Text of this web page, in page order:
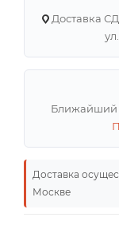
Доставка
Ближайший
Доставка
Москве